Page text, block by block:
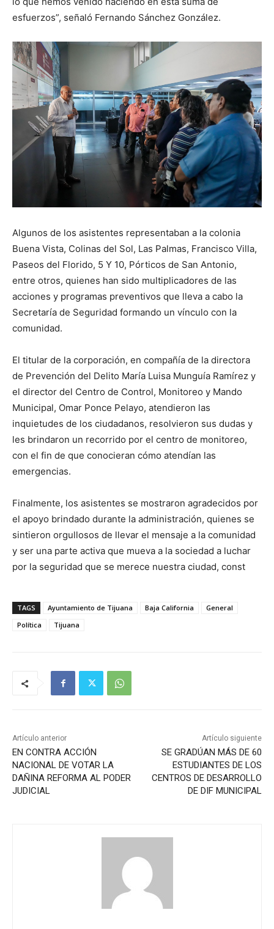
esfuerzos”, señaló Fernando Sánchez González.
Algunos de los asistentes representaban a la colonia
Buena Vista, Colinas del Sol, Las Palmas, Francisco Villa,
Paseos del Florido, 5 Y 10, Pórticos de San Antonio,
entre otros, quienes han sido multiplicadores de las
acciones y programas preventivos que lleva a cabo la
Secretaría de Seguridad formando un vínculo con la
comunidad.
El titular de la corporación, en compañía de la directora
de Prevención del Delito María Luisa Munguía Ramírez y
el director del Centro de Control, Monitoreo y Mando
Municipal, Omar Ponce Pelayo, atendieron las
inquietudes de los ciudadanos, resolvieron sus dudas y
les brindaron un recorrido por el centro de monitoreo,
con el fin de que conocieran cómo atendían las
emergencias.
Finalmente, los asistentes se mostraron agradecidos por
el apoyo brindado durante la administración, quienes se
sintieron orgullosos de llevar el mensaje a la comunidad
y ser una parte activa que mueva a la sociedad a luchar
por la seguridad que se merece nuestra ciudad, const
TAGS Ayuntamiento de Tijuana Baja California
General
Política
Tijuana
Artículo anterior
EN CONTRA ACCIÓN
NACIONAL DE VOTAR LA
DAÑINA REFORMA AL PODER
JUDICIAL
Artículo siguiente
SE GRADÚAN MÁS DE 60
ESTUDIANTES DE LOS
CENTROS DE DESARROLLO
DE DIF MUNICIPAL